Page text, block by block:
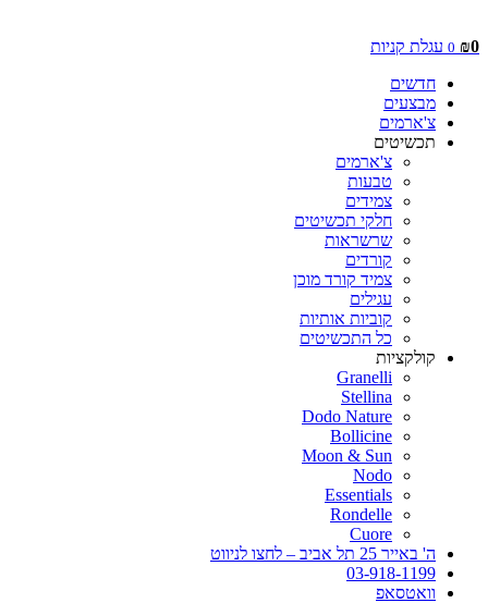
₪0
0 עגלת קניות
חדשים
מבצעים
צ'ארמים
תכשיטים
צ'ארמים
טבעות
צמידים
חלקי תכשיטים
שרשראות
קורדים
צמיד קורד מוכן
עגילים
קוביות אותיות
כל התכשיטים
קולקציות
Granelli
Stellina
Dodo Nature
Bollicine
Moon & Sun
Nodo
Essentials
Rondelle
Cuore
ה' באייר 25 תל אביב – לחצו לניווט
03-918-1199
וואטסאפ